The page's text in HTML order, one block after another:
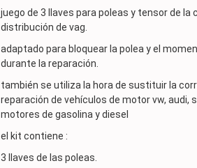
juego de 3 llaves para poleas y tensor de la
distribución de vag.
adaptado para bloquear la polea y el
durante la reparación.
también se utiliza la hora de sustituir la
reparación de vehículos de motor vw, audi,
motores de gasolina y diesel
el kit contiene :
3 llaves de las poleas.